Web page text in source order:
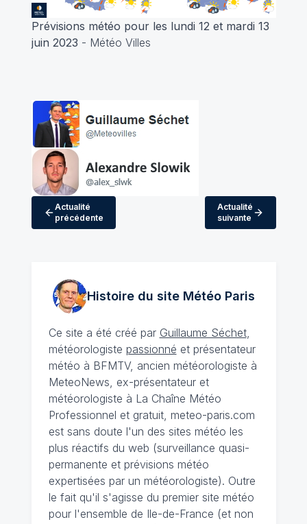
Prévisions météo pour les lundi 12 et mardi 13
juin 2023 - Météo Villes
Actualité
précédente
Actualité
suivante
Histoire du site MétéoParis
Ce site a été créé par Guillaume Séchet,
météorologiste passionné et présentateur
météo à BFMTV, ancien météorologiste à
MeteoNews, ex-présentateur et
météorologiste à La Chaîne Météo
Professionnel et gratuit, meteo-paris.com
est sans doute l'un des sites météo les
plus réactifs du web (surveillance quasi-
permanente et prévisions météo
expertisées par un météorologiste). Outre
le fait qu'il s'agisse du premier site météo
pour l'ensemble de Ile-de-France (et non